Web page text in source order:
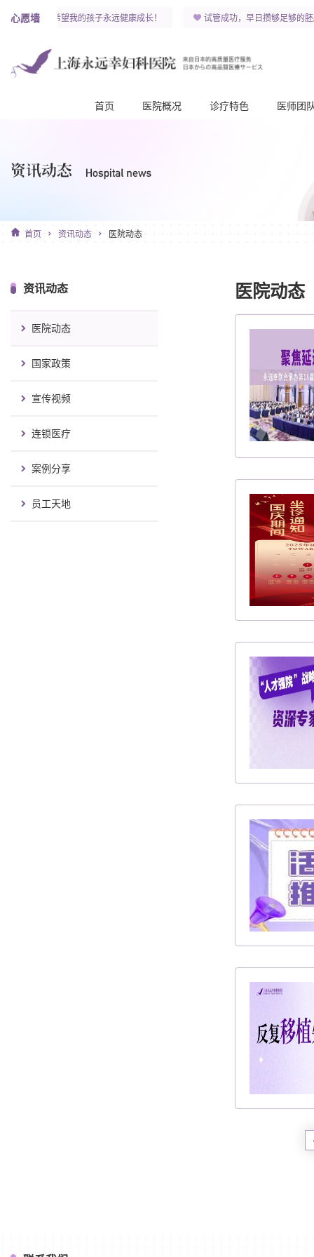
心愿墙 希望我的孩子永远健康成长！ 试管成功，早日攒够足够的胚
首页 医院概况 诊疗特色 医师团
首页 资讯动态 医院动态
资讯动态
医院动态
国家政策
宣传视频
连锁医疗
案例分享
员工天地
医院动态